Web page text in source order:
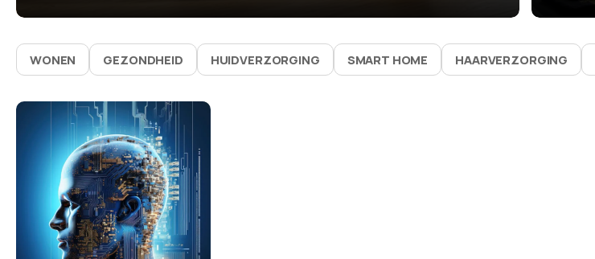
WONEN GEZONDHEID HUIDVERZORGING SMART HOME HAARVERZORGING